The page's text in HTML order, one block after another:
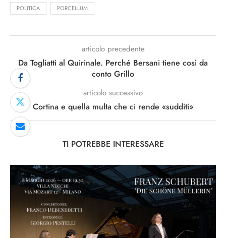
POLITICA PORCELLUM
articolo precedente
Da Togliatti al Quirinale. Perché Bersani tiene così da
conto Grillo
articolo successivo
Cortina e quella multa che ci rende «sudditi»
TI POTREBBE INTERESSARE